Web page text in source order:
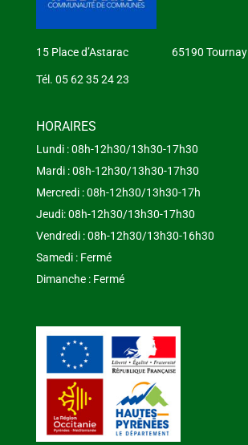
15 Place d’Astarac 65190 Tournay
Tél. 05 62 35 24 23
HORAIRES
Lundi : 08h-12h30/13h30-17h30
Mardi : 08h-12h30/13h30-17h30
Mercredi : 08h-12h30/13h30-17h
Jeudi: 08h-12h30/13h30-17h30
Vendredi : 08h-12h30/13h30-16h30
Samedi : Fermé
Dimanche : Fermé